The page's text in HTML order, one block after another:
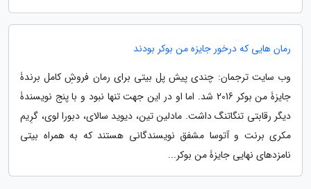
رمان هایی که درخور جایزه من بوکر بودند
وب سایت ترجمان: چندی پیش پل بیتی برای رمان فروشِ کامل برندۀ
جایزۀ من بوکر 2016 شد. اما او در این جهت تنها نبود و با پنج نویسندۀ
دیگر رقابتی تنگاتنگ داشت. مادلین تین، دیوید سالای، دبورا لوی، گرِیم
مکری برنت و آتوسا مشفق نویسندگانی هستند که به همراه بیتی
نامزدهای نهایی جایزۀ من بوکر...